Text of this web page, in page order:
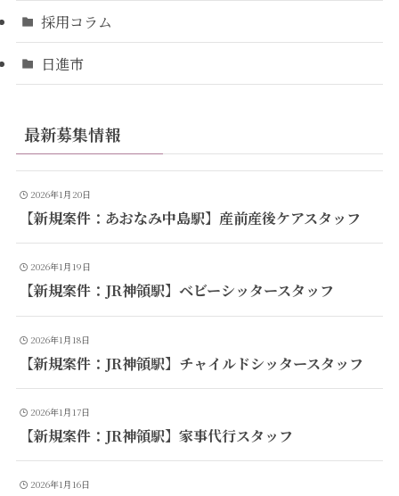
採用コラム
日進市
最新募集情報
2026年1月20日
【新規案件：あおなみ中島駅】産前産後ケアスタッフ
2026年1月19日
【新規案件：JR神領駅】ベビーシッタースタッフ
2026年1月18日
【新規案件：JR神領駅】チャイルドシッタースタッフ
2026年1月17日
【新規案件：JR神領駅】家事代行スタッフ
2026年1月16日